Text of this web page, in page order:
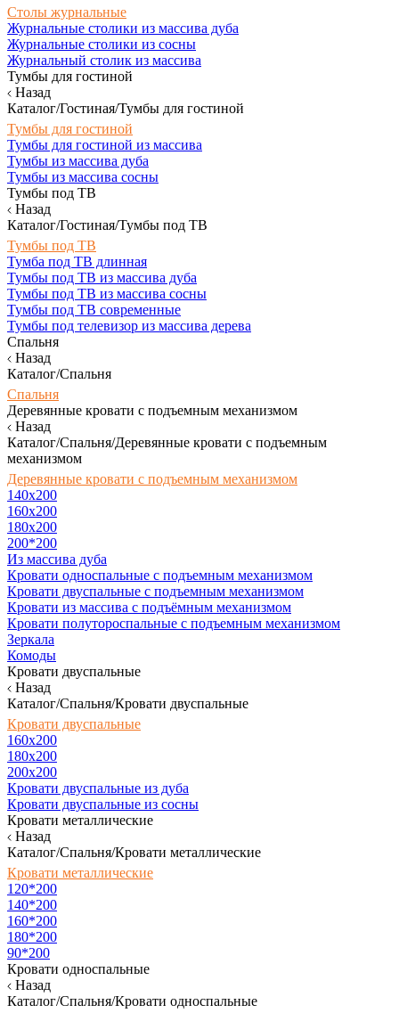
Столы журнальные
Журнальные столики из массива дуба
Журнальные столики из сосны
Журнальный столик из массива
Тумбы для гостиной
Назад
Каталог/Гостиная/Тумбы для гостиной
Тумбы для гостиной
Тумбы для гостиной из массива
Тумбы из массива дуба
Тумбы из массива сосны
Тумбы под ТВ
Назад
Каталог/Гостиная/Тумбы под ТВ
Тумбы под ТВ
Тумба под ТВ длинная
Тумбы под ТВ из массива дуба
Тумбы под ТВ из массива сосны
Тумбы под ТВ современные
Тумбы под телевизор из массива дерева
Спальня
Назад
Каталог/Спальня
Спальня
Деревянные кровати с подъемным механизмом
Назад
Каталог/Спальня/Деревянные кровати с подъемным
механизмом
Деревянные кровати с подъемным механизмом
140x200
160х200
180х200
200*200
Из массива дуба
Кровати односпальные с подъемным механизмом
Кровати двуспальные с подъемным механизмом
Кровати из массива с подъёмным механизмом
Кровати полутороспальные с подъемным механизмом
Зеркала
Комоды
Кровати двуспальные
Назад
Каталог/Спальня/Кровати двуспальные
Кровати двуспальные
160х200
180x200
200x200
Кровати двуспальные из дуба
Кровати двуспальные из сосны
Кровати металлические
Назад
Каталог/Спальня/Кровати металлические
Кровати металлические
120*200
140*200
160*200
180*200
90*200
Кровати односпальные
Назад
Каталог/Спальня/Кровати односпальные